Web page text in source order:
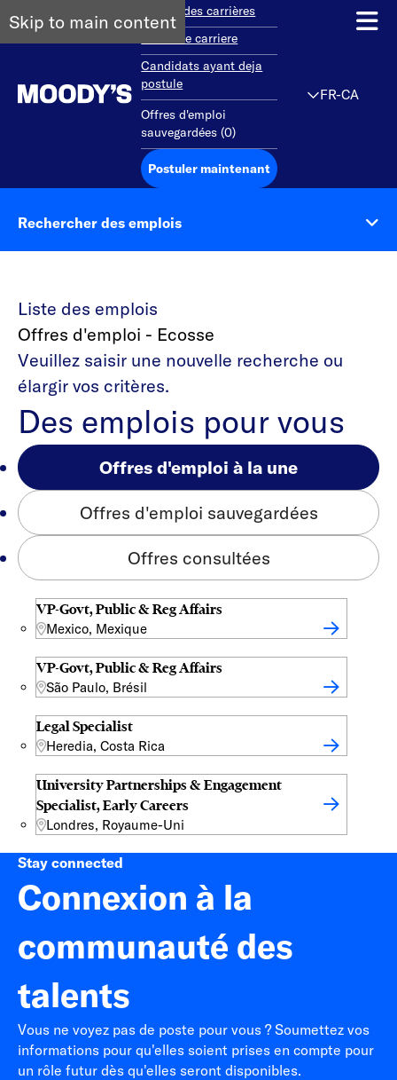
Skip to main contentAperçu des carrières
Debut de carriere
Candidats ayant deja
postule
Offres d'emploi
sauvegardées (0)
Postuler maintenant
FR-CA
Rechercher des emplois
Liste des emplois
Offres d'emploi - Ecosse
Veuillez saisir une nouvelle recherche ou
élargir vos critères.
Des emplois pour vous
Offres d'emploi à la une
Offres d'emploi sauvegardées
Offres consultées
VP-Govt, Public & Reg Affairs
Mexico, Mexique
VP-Govt, Public & Reg Affairs
São Paulo, Brésil
Legal Specialist
Heredia, Costa Rica
University Partnerships & Engagement
Specialist, Early Careers
Londres, Royaume-Uni
Stay connected
Connexion à la
communauté des
talents
Vous ne voyez pas de poste pour vous ? Soumettez vos
informations pour qu'elles soient prises en compte pour
un rôle futur dès qu'elles seront disponibles.